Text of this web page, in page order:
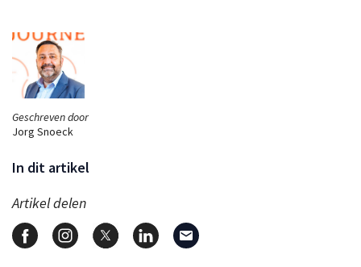
Geschreven door
Jorg Snoeck
In dit artikel
Artikel delen